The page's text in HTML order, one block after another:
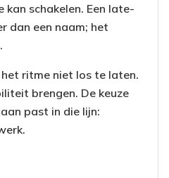
kan schakelen. Een late-
dan een naam; het
ritme niet los te laten.
brengen. De keuze
past in die lijn: